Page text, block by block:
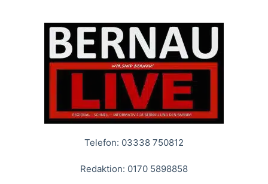
Telefon: 03338 750812
Redaktion: 0170 5898858